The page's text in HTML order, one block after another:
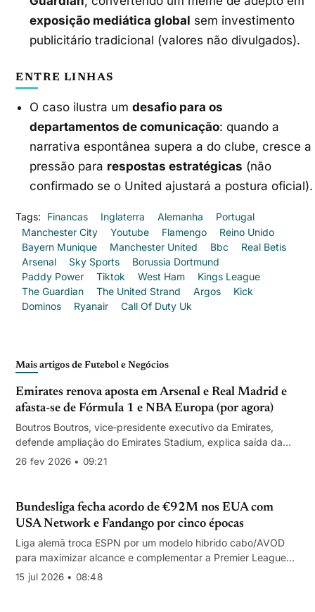
exposição mediática global sem investimento
publicitário tradicional (valores não divulgados).
ENTRE LINHAS
O caso ilustra umdesafio para os
departamentos de comunicação: quando a
narrativa espontânea supera a do clube, cresce a
pressão para respostas estratégicas (não
confirmado se o United ajustará a postura oficial).
Tags: Financas Inglaterra Alemanha
Portugal
Manchester City
Youtube Flamengo
Reino Unido
Bayern Munique
Manchester United Bbc
Real Betis
Arsenal
Sky Sports
Borussia Dortmund
Paddy Power
Tiktok West Ham
Kings League
The Guardian
The United Strand Argos
Kick
Dominos
Ryanair Call Of Duty Uk
Mais artigos de Futebol e Negócios
Emirates renova aposta em Arsenal e Real Madrid e
afasta-se de Fórmula 1 e NBA Europa (por agora)
Boutros Boutros, vice‑presidente executivo da Emirates,
defende ampliação do Emirates Stadium, explica saída da
Fórmula 1 por preço e aguarda definição do projecto europeu
26 fev 2026 • 09:21
Bundesliga fecha acordo de €92M nos EUA com
USA Network e Fandango por cinco épocas
Liga alemã troca ESPN por um modelo híbrido cabo/AVOD
para maximizar alcance e complementar a Premier League
na grelha da USA Network.
15 jul 2026 • 08:48